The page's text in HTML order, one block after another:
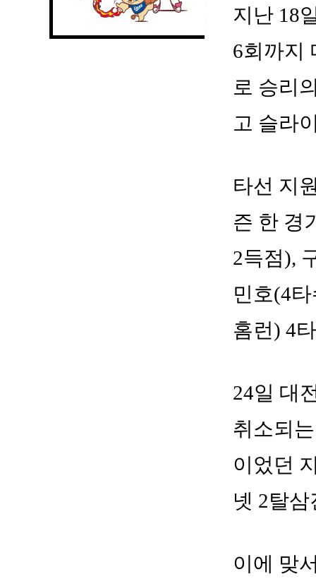
지난 18
6회까지
로 승리
고 슬라
타선 지
즌 한 경
2득점),
민호(4
홈런) 4
24일 대
취소되
이었던
넷 2탈
이에 맞